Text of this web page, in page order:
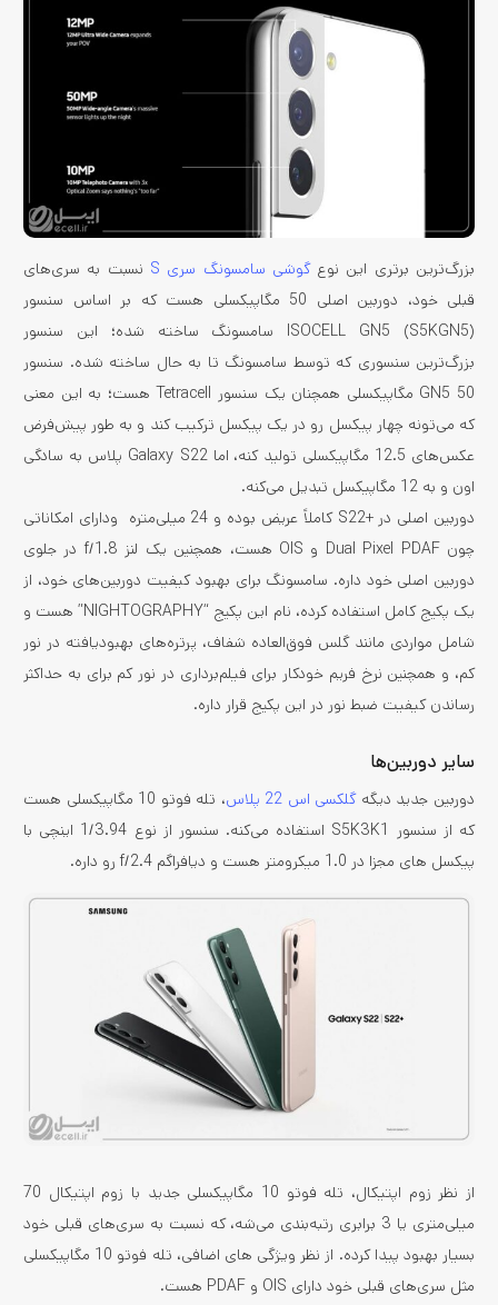
بزرگ‌ترین برتری این نوعگوشی سامسونگ سری S
نسبت به سری‌های
قبلی خود، دوربین اصلی 50 مگاپیکسلی هست که بر اساس سنسور
ISOCELL GN5 (S5KGN5) سامسونگ ساخته شده؛ این سنسور
بزرگ‌ترین سنسوری که توسط سامسونگ تا به حال ساخته شده. سنسور
GN5 50 مگاپیکسلی همچنان یک سنسور Tetracell هست؛ به این معنی
که می‌تونه چهار پیکسل رو در یک پیکسل ترکیب کند و به طور پیش‌فرض
عکس‌های 12.5 مگاپیکسلی تولید کنه، اما Galaxy S22 پلاس به سادگی
اون و به 12 مگاپیکسل تبدیل می‌کنه.
دوربین اصلی در +S22 کاملاً عریض بوده و 24 میلی‌متره ودارای امکاناتی
چون Dual Pixel PDAF و OIS هست، همچنین یک لنز f/1.8 در جلوی
دوربین اصلی خود داره. سامسونگ برای بهبود کیفیت دوربین‌های خود، از
یک پکیج کامل استفاده کرده، نام این پکیج “NIGHTOGRAPHY” هست و
شامل مواردی مانند گلس فوق‌العاده شفاف، پرتره‌های بهبودیافته در نور
کم، و همچنین نرخ فریم خودکار برای فیلم‌برداری در نور کم برای به حداکثر
رساندن کیفیت ضبط نور در این پکیج قرار داره.
سایر دوربین‌ها
دوربین جدید دیگهگلکسی اس 22 پلاس
، تله فوتو 10 مگاپیکسلی هست
که از سنسور S5K3K1 استفاده می‌کنه. سنسور از نوع 1/3.94 اینچی با
پیکسل های مجزا در 1.0 میکرومتر هست و دیافراگم f/2.4 رو داره.
از نظر زوم اپتیکال، تله فوتو 10 مگاپیکسلی جدید با زوم اپتیکال 70
میلی‌متری یا 3 برابری رتبه‌بندی می‌شه، که نسبت به سری‌های قبلی خود
بسیار بهبود پیدا کرده. از نظر ویژگی های اضافی، تله فوتو 10 مگاپیکسلی
مثل سری‌های قبلی خود دارای OIS و PDAF هست.